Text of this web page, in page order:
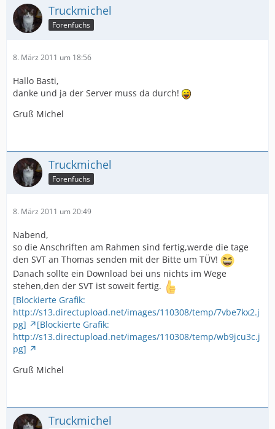
Truckmichel
Forenfuchs
8. März 2011 um 18:56
Hallo Basti,
danke und ja der Server muss da durch!
Gruß Michel
Truckmichel
Forenfuchs
8. März 2011 um 20:49
Nabend,
so die Anschriften am Rahmen sind fertig,werde die tage
den SVT an Thomas senden mit der Bitte um TÜV!
Danach sollte ein Download bei uns nichts im Wege
stehen,den der SVT ist soweit fertig.
[Blockierte Grafik:
http://s13.directupload.net/images/110308/temp/7vbe7kx2.j
pg]
[Blockierte Grafik:
http://s13.directupload.net/images/110308/temp/wb9jcu3c.j
pg]
Gruß Michel
Truckmichel